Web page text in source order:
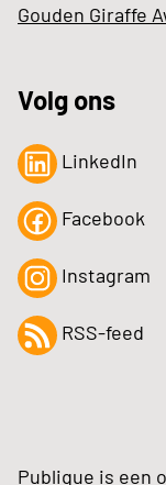
Gouden Giraffe
Volg ons
LinkedIn
Facebook
Instagram
RSS-feed
Publique is een